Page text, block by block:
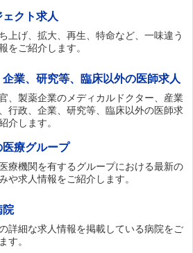
ェクト求人
上げ、拡大、再生、特命など、一味違う
をご紹介します。
企業、研究等、臨床以外の医師求人
、製薬企業のメディカルドクター、産業
行政、企業、研究等、臨床以外の医師求
介します。
医療グループ
療機関を有するグループにおける最新の
や求人情報をご紹介します。
院
詳細な求人情報を掲載している病院をご
す。